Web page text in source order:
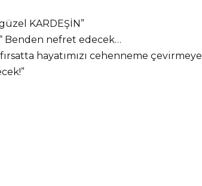
KARDEŞİN”
Benden nefret edecek…
hayatımızı cehenneme çevirmeye